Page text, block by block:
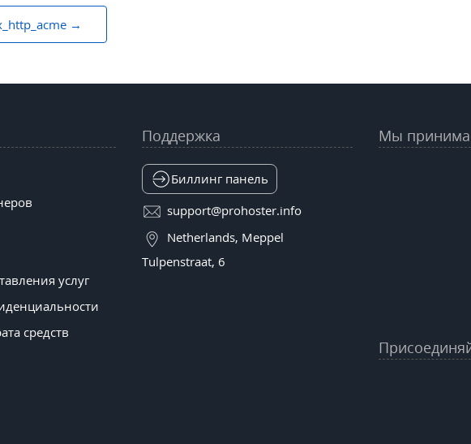
услуг
средств
Поддержка
Биллинг панель
support@prohoster.info
Netherlands, Meppel
Tulpenstraat, 6
Мы